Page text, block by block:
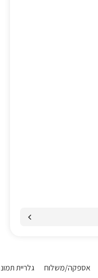
אספקה/משלוח גלריית